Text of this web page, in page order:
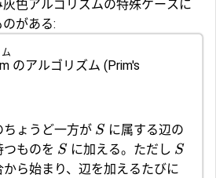
色アルゴリズムの特殊ケースに
がある:
のアルゴリズム (Prim's
ょうど一方が S に属する辺の
ものを S に加える。ただし S
ら始まり、辺を加えるたびに